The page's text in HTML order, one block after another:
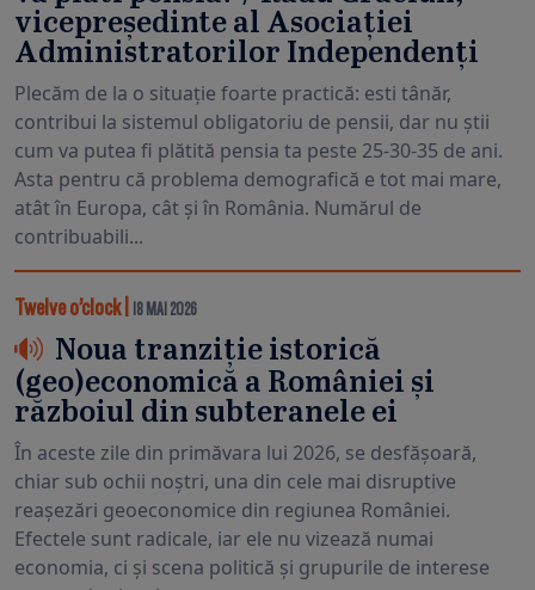
vicepreședinte al Asociației
Administratorilor Independenți
Plecăm de la o situație foarte practică: esti tânăr,
contribui la sistemul obligatoriu de pensii, dar nu știi
cum va putea fi plătită pensia ta peste 25-30-35 de ani.
Asta pentru că problema demografică e tot mai mare,
atât în Europa, cât și în România. Numărul de
contribuabili...
Twelve o’clock| 18 MAI 2026
Noua tranziție istorică
(geo)economică a României și
războiul din subteranele ei
În aceste zile din primăvara lui 2026, se desfășoară,
chiar sub ochii noștri, una din cele mai disruptive
reașezări geoeconomice din regiunea României.
Efectele sunt radicale, iar ele nu vizează numai
economia, ci și scena politică și grupurile de interese